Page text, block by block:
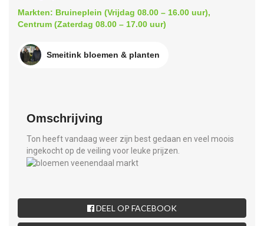
Markten: Bruineplein (Vrijdag 08.00 – 16.00 uur),
Centrum (Zaterdag 08.00 – 17.00 uur)
Smeitink bloemen & planten
Omschrijving
Ton heeft vandaag weer zijn best gedaan en veel moois
ingekocht op de veiling voor leuke prijzen.
DEEL OP FACEBOOK